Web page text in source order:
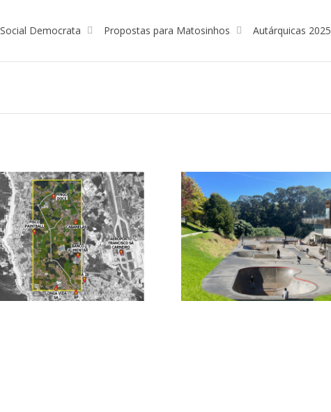
Democrata Propostas para Matosinhos Autárquicas 2025